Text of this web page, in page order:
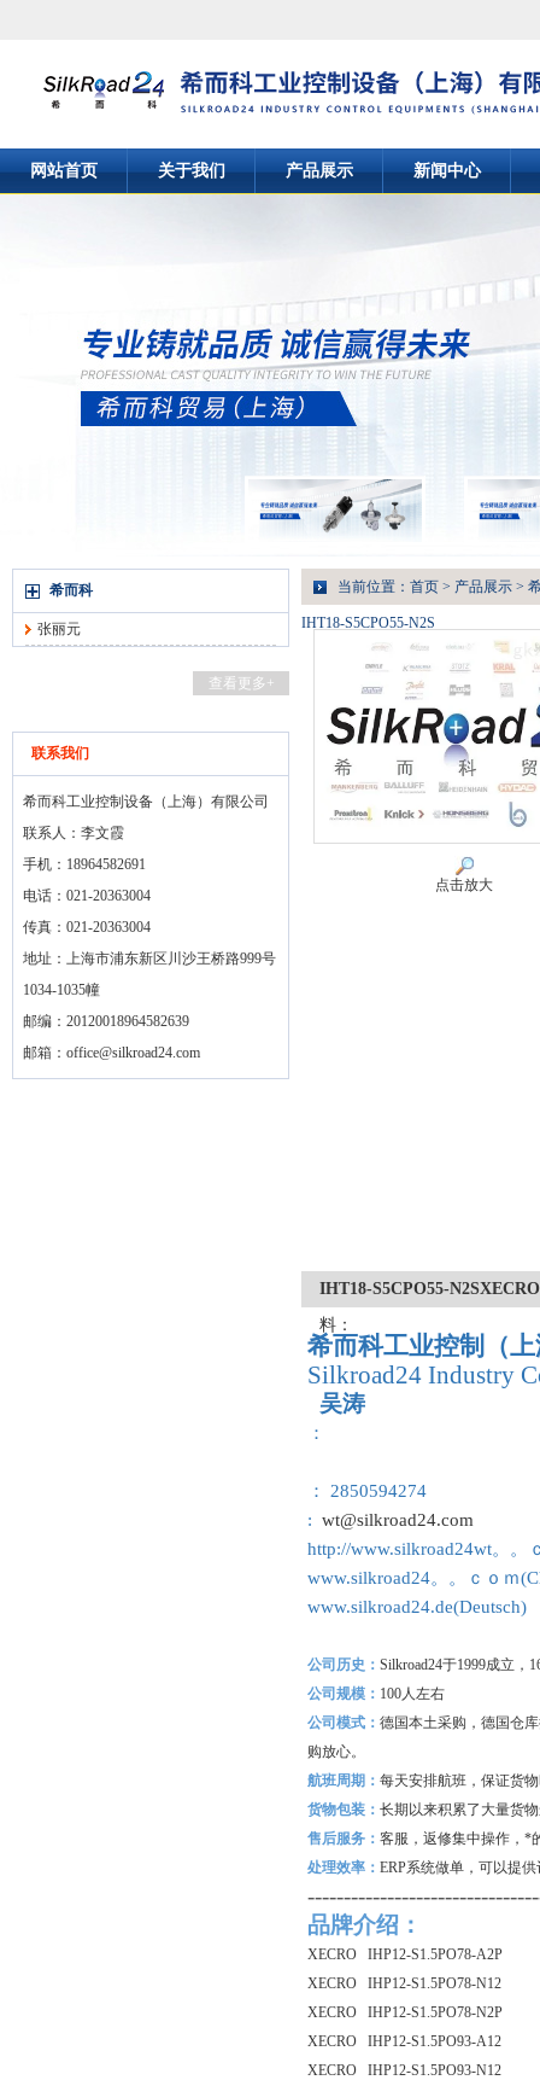
网站首页 关于我们 产品展示 新闻中心
希而科
张丽元
查看更多+
联系我们
希而科工业控制设备（上海）有限公司
联系人：李文霞
手机：18964582691
电话：021-20363004
传真：021-20363004
地址：上海市浦东新区川沙王桥路999号
1034-1035幢
邮编：20120018964582639
邮箱： office@silkroad24.com
当前位置： 首页 > 产品展示 >
IHT18-S5CPO55-N2S
点击放大
IHT18-S5CPO55-
料：
希而科工业控制（
Silkroad24 Industry
吴涛
：
： 2850594274
: wt@silkroad24.com
http://www.silkroad24wt。。
www.silkroad24。。ｃｏｍ
www.silkroad24.de(Deutsch)
公司历史： Silkroad24于1999成立，
公司规模： 100人左右
公司模式： 德国本土采购，德国仓
购放心。
航班周期： 每天安排航班，保证货
货物包装： 长期以来积累了大量货
售后服务： 客服，返修集中操作，*
处理效率： ERP系统做单，可以提
品牌介绍：
XECRO IHP12-S1.5PO78-A2P
XECRO IHP12-S1.5PO78-N12
XECRO IHP12-S1.5PO78-N2P
XECRO IHP12-S1.5PO93-A12
XECRO IHP12-S1.5PO93-N12